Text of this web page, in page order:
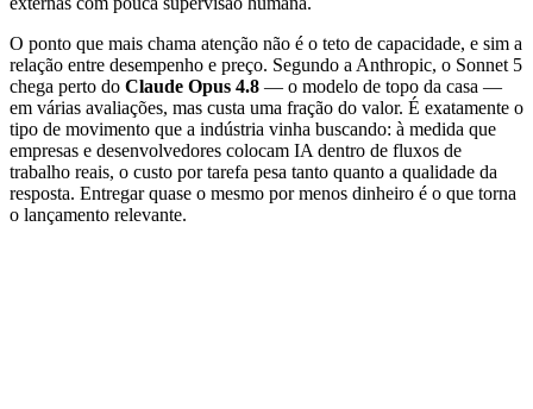
O ponto que mais chama atenção não é o teto de capacidade, e sim a
relação entre desempenho e preço. Segundo a Anthropic, o Sonnet 5
chega perto do Claude Opus 4.8 — o modelo de topo da casa —
em várias avaliações, mas custa uma fração do valor. É exatamente o
tipo de movimento que a indústria vinha buscando: à medida que
empresas e desenvolvedores colocam IA dentro de fluxos de
trabalho reais, o custo por tarefa pesa tanto quanto a qualidade da
resposta. Entregar quase o mesmo por menos dinheiro é o que torna
o lançamento relevante.